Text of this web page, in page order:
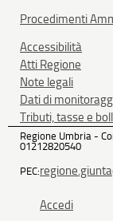
Procedimenti
Accessibilità
Atti Regione
Note legali
Dati di
Tributi, tasse e
Regione Umbria -
01212820540
PEC:
Accedi